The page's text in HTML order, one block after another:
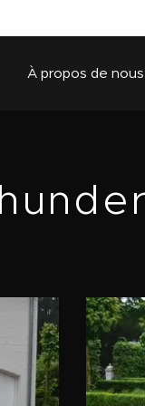
À propos de nous